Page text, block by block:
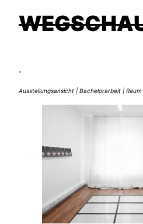
.
Ausstellungsansicht | Bachelorarbeit |